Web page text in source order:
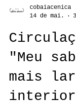
cobaiacenica
14 de mai.